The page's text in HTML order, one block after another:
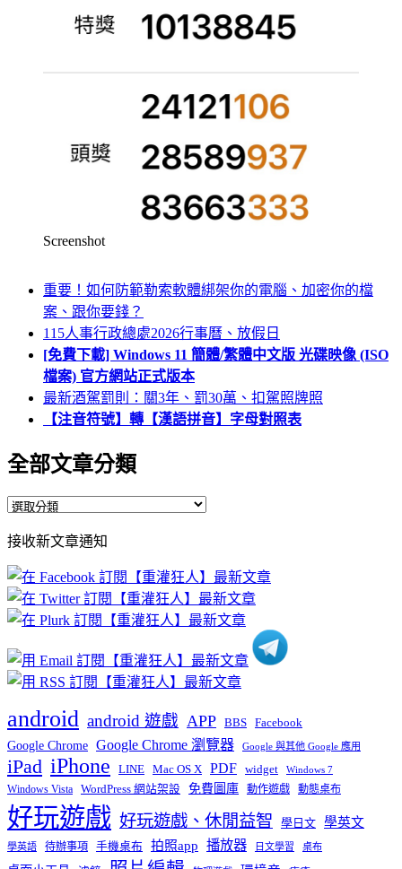
Screenshot
重要！如何防範勒索軟體綁架你的電腦、加密你的檔
案、跟你要錢？
115人事行政總處2026行事曆、放假日
[免費下載] Windows 11 簡體/繁體中文版 光碟映像 (ISO
檔案) 官方網站正式版本
最新酒駕罰則：關3年、罰30萬、扣駕照牌照
【注音符號】轉【漢語拼音】字母對照表
全部文章分類
全
文
章
分
類
接收新文章通知
android android 遊戲 APP BBS Facebook
Google Chrome Google Chrome 瀏覽器 Google 與其他 Google 應用
iPad iPhone LINE Mac OS X PDF widget Windows 7
Windows Vista WordPress 網站架設 免費圖庫 動作遊戲 動態桌布
好玩遊戲 好玩遊戲、休閒益智 學日文 學英文
學英語 待辦事項 手機桌布 拍照app 播放器 日文學習 桌布